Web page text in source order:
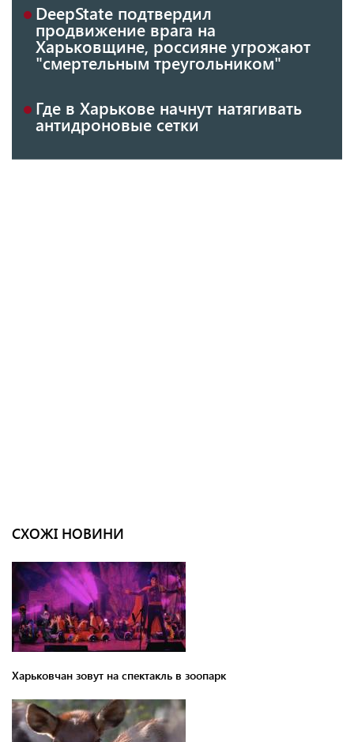
DeepState подтвердил
продвижение врага на
Харьковщине, россияне угрожают
"смертельным треугольником"
Где в Харькове начнут натягивать
антидроновые сетки
СХОЖІ НОВИНИ
Харьковчан зовут на спектакль в зоопарк